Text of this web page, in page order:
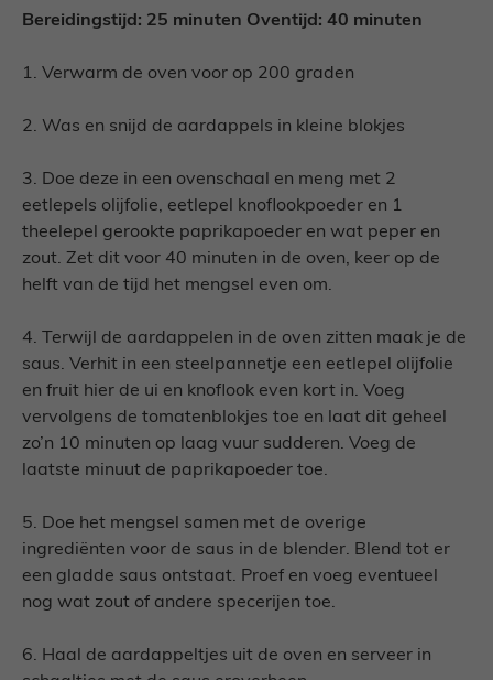
Bereidingstijd: 25 minuten Oventijd: 40 minuten
1. Verwarm de oven voor op 200 graden
2. Was en snijd de aardappels in kleine blokjes
3. Doe deze in een ovenschaal en meng met 2
eetlepels olijfolie, eetlepel knoflookpoeder en 1
theelepel gerookte paprikapoeder en wat peper en
zout. Zet dit voor 40 minuten in de oven, keer op de
helft van de tijd het mengsel even om.
4. Terwijl de aardappelen in de oven zitten maak je de
saus. Verhit in een steelpannetje een eetlepel olijfolie
en fruit hier de ui en knoflook even kort in. Voeg
vervolgens de tomatenblokjes toe en laat dit geheel
zo’n 10 minuten op laag vuur sudderen. Voeg de
laatste minuut de paprikapoeder toe.
5. Doe het mengsel samen met de overige
ingrediënten voor de saus in de blender. Blend tot er
een gladde saus ontstaat. Proef en voeg eventueel
nog wat zout of andere specerijen toe.
6. Haal de aardappeltjes uit de oven en serveer in